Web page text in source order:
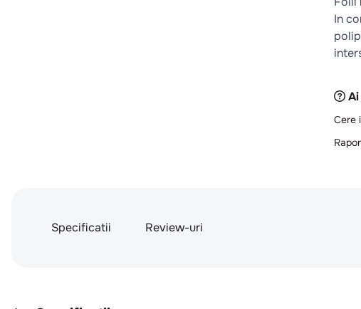
In
Cere
Specificatii Review-uri